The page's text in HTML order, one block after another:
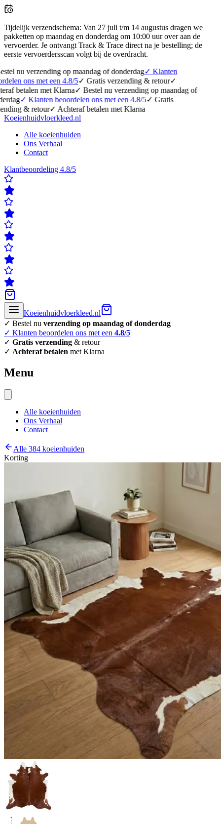
Tijdelijk verzendschema: Van 27 juli t/m 14 augustus dragen we
pakketten op maandag en donderdag om 10:00 uur over aan de
vervoerder. Je ontvangt Track & Trace direct na je bestelling; de
eerste vervoerdersscan volgt bij de overdracht.
op maandag of donderdag✓Klanten
een 4.8/5✓Gratis verzending & retour✓
met Klarna ✓Bestel nu verzending op maandag of
beoordelen ons met een 4.8/5✓Gratis
✓ Achteraf betalen met Klarna
Koeienhuidvloerkleed.nl
Alle koeienhuiden
Ons Verhaal
Contact
Klantbeoordeling 4.8/5
Koeienhuidvloerkleed.nl
✓ Bestel nu verzending op maandag of donderdag
✓ Klanten beoordelen ons met een 4.8/5
✓ Gratis verzending & retour
✓ Achteraf betalen met Klarna
Menu
Alle koeienhuiden
Ons Verhaal
Contact
Alle 384 koeienhuiden
Korting